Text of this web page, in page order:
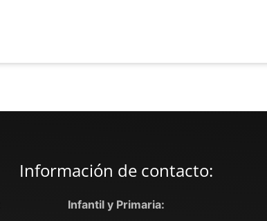
Información de contacto:
Infantil y Primaria: